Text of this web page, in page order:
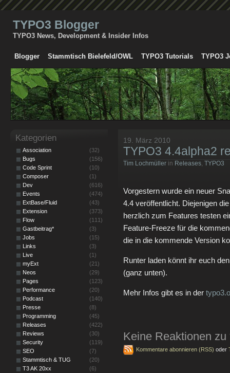
TYPO3 Blogger
TYPO3 News, Development & Insider Infos
Blogger Stammtisch Bielefeld/OWL TYPO3 Tutorials TYPO3
19. März 2010
TYPO3 4.4alpha2
Tim Lochmüller in Releases, TYPO3
Vorgestern wurde ein neuer
4.4 veröffentlicht. Diejenigen
herzlich zum Features testen
Feature-Freeze für die
die in die kommende Version
Runter laden könnt ihr euch
(ganz unten).
Mehr Infos gibt es in der
Keine Reaktionen zu
Kommentare abonnieren (RSS) oder
Kategorien
Association
(32)
Bugs
(156)
Code Sprint
(10)
Composer
(1)
Dev
(616)
Events
(474)
ExtBase/Fluid
(43)
Extension
(373)
Flow
(111)
Gastbeitrag*
(3)
Jobs
(15)
Links
(3)
Live
(1)
myExt
(21)
Neos
(29)
Pages
(123)
Performance
(20)
Podcast
(140)
Presse
(8)
Programming
(45)
Releases
(422)
Reviews
(30)
Security
(119)
SEO
(7)
Stammtisch & TUG
(20)
T3 AK 20xx
(6)